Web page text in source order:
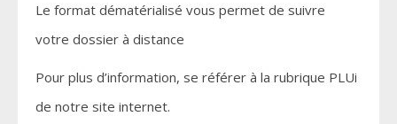
Le format dématérialisé vous permet de suivre
votre dossier à distance
Pour plus d’information, se référer à la rubrique PLUi
de notre site internet.